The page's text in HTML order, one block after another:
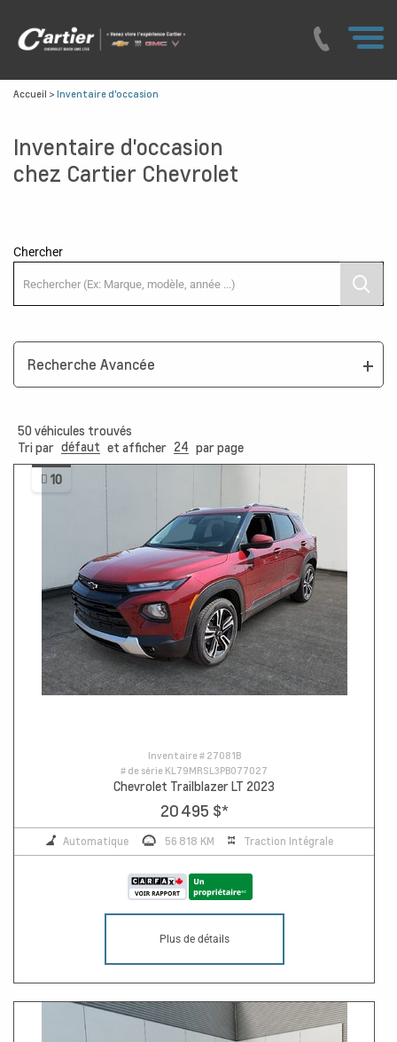
Accueil > Inventaire d'occasion
Inventaire d'occasion
chez Cartier Chevrolet
Chercher
Recherche Avancée
50 véhicules trouvés
Tri par défaut et afficher 24 par page
10
Inventaire # 27081B
# de série KL79MRSL3PB077027
Chevrolet Trailblazer LT 2023
20 495 $*
Automatique 56 818 KM Traction Intégrale
Plus de détails